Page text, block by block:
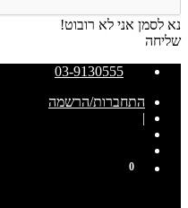
נא לסמן אני לא רובוט!
שליחה
03-9130555
התחברות/הרשמה
|
0